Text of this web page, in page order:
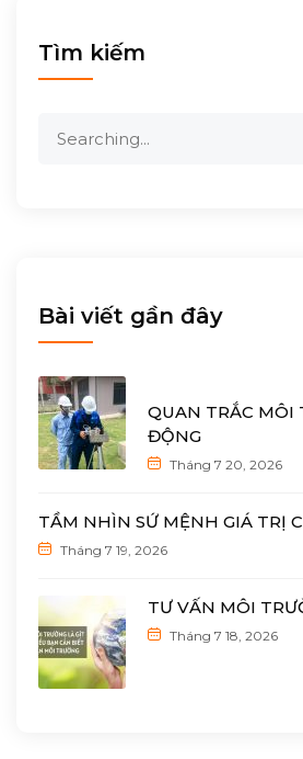
Tìm kiếm
Bài viết gần đây
QUAN TRẮC MÔI
ĐỘNG
Tháng 7 20, 2026
TẦM NHÌN SỨ MỆNH GIÁ TRỊ
Tháng 7 19, 2026
TƯ VẤN MÔI
Tháng 7 18, 2026